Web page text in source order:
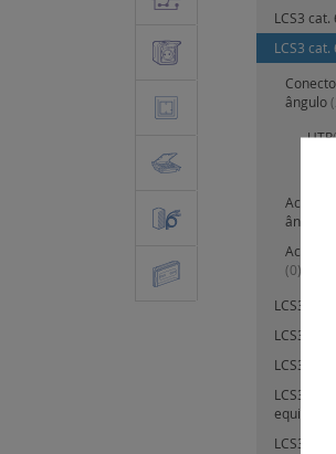
LCS3
LCS3
ângulo
UTP
ângulo
(0)
LCS3 cat.
LCS3
LCS3 C
LCS3
equipados
LCS3